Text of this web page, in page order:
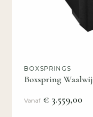
BOXSPRINGS
Boxspring
Vanaf € 3.559,00